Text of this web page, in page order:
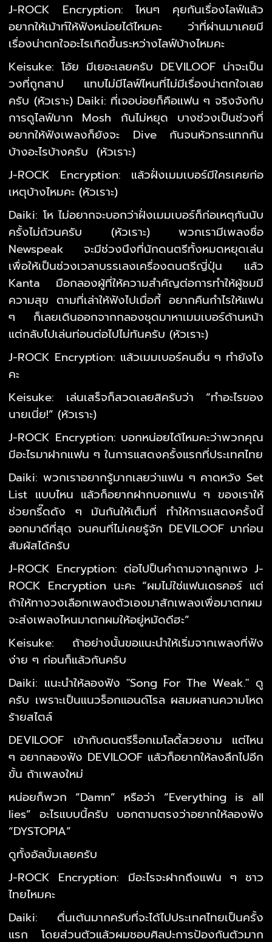
J-ROCK Encryption: ไหนๆ คุยกันเรื่องไลฟ์แล้ว
อยากให้เม้าท์ให้ฟังหน่อยได้ไหมคะ ว่าที่ผ่านมาเคยมี
เรื่องน่าตกใจอะไรเกิดขึ้นระหว่างไลฟ์บ้างไหมคะ
Keisuke: โอ้ย มีเยอะเลยครับ DEVILOOF น่าจะเป็น
วงที่ถูกสาป แทบไม่มีไลฟ์ไหนที่ไม่มีเรื่องน่าตกใจเลย
ครับ (หัวเราะ) Daiki: ที่เจอบ่อยก็คือแฟน ๆ จริงจังกับ
การดูไลฟ์มาก Mosh กันไม่หยุด บางช่วงเป็นช่วงที่
อยากให้ฟังเพลงก็ยังจะ Dive กันจนหัวกระแทกกัน
บ้างอะไรบ้างครับ (หัวเราะ)
J-ROCK Encryption: แล้วฝั่งเมมเบอร์มีใครเคยก่อ
เหตุบ้างไหมคะ (หัวเราะ)
Daiki: โห ไม่อยากจะบอกว่าฝั่งเมมเบอร์ก็ก่อเหตุกันนับ
ครั้งไม่ถ้วนครับ (หัวเราะ) พวกเรามีเพลงชื่อ
Newspeak จะมีช่วงนึงที่นักดนตรีทั้งหมดหยุดเล่น
เพื่อให้เป็นช่วงเวลาบรรเลงเครื่องดนตรีญี่ปุ่น แล้ว
Kanta มือกลองผู้ที่ให้ความสำคัญต่อการทำให้ผู้ชมมี
ความสุข ตามที่เล่าให้ฟังไปเมื่อกี้ อยากคืนกำไรให้แฟน
ๆ ก็เลยเดินออกจากกลองชุดมาหาเมมเบอร์ด้านหน้า
แต่กลับไปเล่นท่อนต่อไปไม่ทันครับ (หัวเราะ)
J-ROCK Encryption: แล้วเมมเบอร์คนอื่น ๆ ทำยังไง
คะ
Keisuke: เล่นเสร็จก็สวดเลยสิครับว่า “ทำอะไรของ
นายเนี่ย!” (หัวเราะ)
J-ROCK Encryption: บอกหน่อยได้ไหมคะว่าพวกคุณ
มีอะไรมาฝากแฟน ๆ ในการแสดงครั้งแรกที่ประเทศไทย
Daiki: พวกเราอยากรู้มากเลยว่าแฟน ๆ คาดหวัง Set
List แบบไหน แล้วก็อยากฝากบอกแฟน ๆ ของเราให้
ช่วยกรี๊ดดัง ๆ มันกันให้เต็มที่ ทำให้การแสดงครั้งนี้
ออกมาดีที่สุด จนคนที่ไม่เคยรู้จัก DEVILOOF มาก่อน
สัมผัสได้ครับ
J-ROCK Encryption: ต่อไปป็นคำถามจากลูกเพจ J-
ROCK Encryption นะคะ “ผมไม่ใช่แฟนเดธคอร์ แต่
ถ้าให้ทางวงเลือกเพลงตัวเองมาสักเพลงเพื่อมาตกผม
จะส่งเพลงไหนมาตกผมให้อยู่หมัดดีฮะ”
Keisuke: ถ้าอย่างนั้นขอแนะนำให้เริ่มจากเพลงที่ฟัง
ง่าย ๆ ก่อนก็แล้วกันครับ
Daiki: แนะนำให้ลองฟัง "Song For The Weak." ดู
ครับ เพราะเป็นแนวร็อกแอนด์โรล ผสมผสานความโหด
ร้ายสไตล์
DEVILOOF เข้ากับดนตรีร็อกเมโลดี้สวยงาม แต่ไหน
ๆ อยากลองฟัง DEVILOOF แล้วก็อยากให้ลงลึกไปอีก
ขั้น ถ้าเพลงใหม่
หน่อยก็พวก “Damn” หรือว่า “Everything is all
lies” อะไรแบบนี้ครับ บอกตามตรงว่าอยากให้ลองฟัง
“DYSTOPIA”
ดูทั้งอัลบั้มเลยครับ
J-ROCK Encryption: มีอะไรจะฝากถึงแฟน ๆ ชาว
ไทยไหมคะ
Daiki: ตื่นเต้นมากครับที่จะได้ไปประเทศไทยเป็นครั้ง
แรก โดยส่วนตัวแล้วผมชอบศิลปะการป้องกันตัวมาก